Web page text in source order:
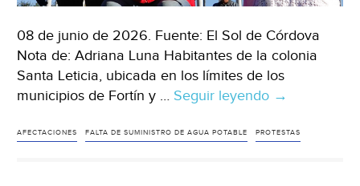
08 de junio de 2026. Fuente: El Sol de Córdova
Nota de: Adriana Luna Habitantes de la colonia
Santa Leticia, ubicada en los límites de los
municipios de Fortín y … Seguir leyendo México-
de
→
AFECTACIONES FALTA DE SUMINISTRO DE AGUA POTABLE PROTESTAS